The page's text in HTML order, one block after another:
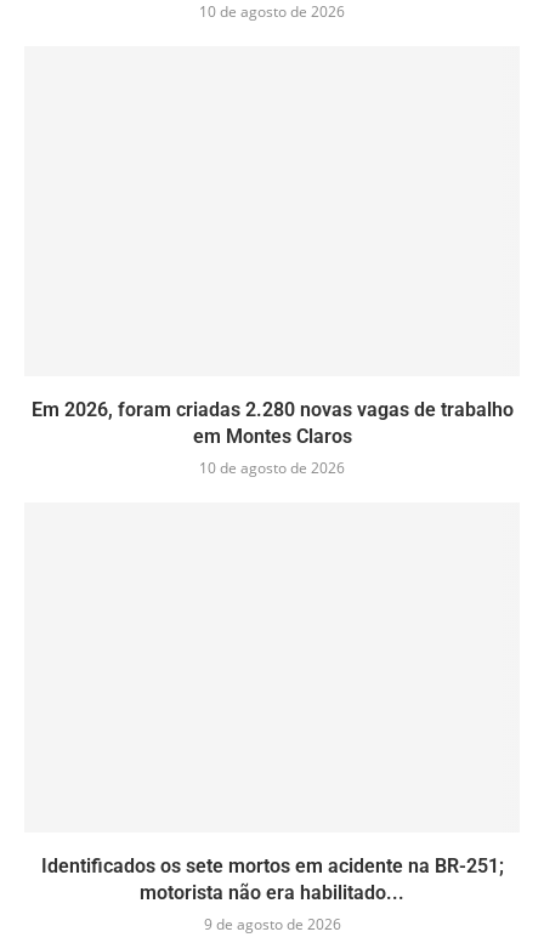
10 de agosto de 2026
Em 2026, foram criadas 2.280 novas vagas de trabalho
em Montes Claros
10 de agosto de 2026
Identificados os sete mortos em acidente na BR-251;
motorista não era habilitado...
9 de agosto de 2026